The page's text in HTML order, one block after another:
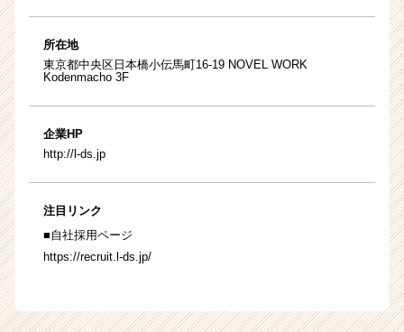
所在地
東京都中央区日本橋小伝馬町16-19 NOVEL WORK
Kodenmacho 3F
企業HP
http://l-ds.jp
注目リンク
■自社採用ページ
https://recruit.l-ds.jp/